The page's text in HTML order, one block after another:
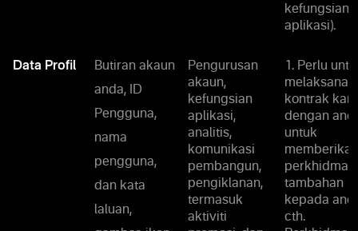
kefungsian
aplikasi).
Data Profil
Butiran akaun
anda, ID
Pengguna,
nama
pengguna,
dan kata
laluan,
Pengurusan
akaun,
kefungsian
aplikasi,
analitis,
komunikasi
pembangun,
pengiklanan,
termasuk
aktiviti
1. Perlu
kontrak
dengan
untuk
memberikan
tambahan
kepada
cth.